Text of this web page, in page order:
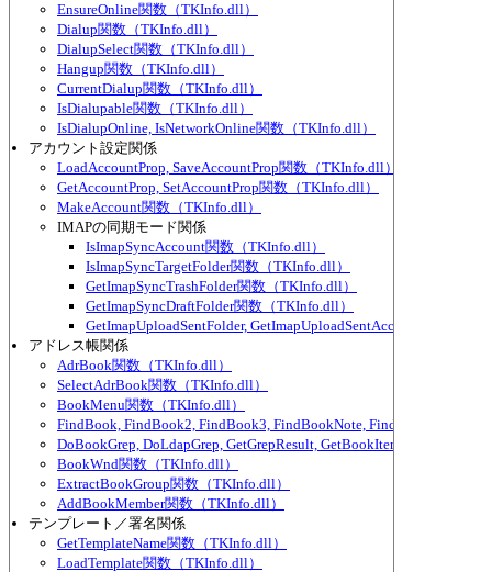
EnsureOnline関数（TKInfo.dll）
Dialup関数（TKInfo.dll）
DialupSelect関数（TKInfo.dll）
Hangup関数（TKInfo.dll）
CurrentDialup関数（TKInfo.dll）
IsDialupable関数（TKInfo.dll）
IsDialupOnline, IsNetworkOnline関数（TKInfo.dll）
アカウント設定関係
LoadAccountProp, SaveAccountProp関数（TKInfo.dll）
GetAccountProp, SetAccountProp関数（TKInfo.dll）
MakeAccount関数（TKInfo.dll）
IMAPの同期モード関係
IsImapSyncAccount関数（TKInfo.dll）
IsImapSyncTargetFolder関数（TKInfo.dll）
GetImapSyncTrashFolder関数（TKInfo.dll）
GetImapSyncDraftFolder関数（TKInfo.dll）
GetImapUploadSentFolder, GetImapUploadSentAccount関数（
アドレス帳関係
AdrBook関数（TKInfo.dll）
SelectAdrBook関数（TKInfo.dll）
BookMenu関数（TKInfo.dll）
FindBook, FindBook2, FindBook3, FindBookNote, FindBookNote2～
DoBookGrep, DoLdapGrep, GetGrepResult, GetBookItemPart関数（
BookWnd関数（TKInfo.dll）
ExtractBookGroup関数（TKInfo.dll）
AddBookMember関数（TKInfo.dll）
テンプレート／署名関係
GetTemplateName関数（TKInfo.dll）
LoadTemplate関数（TKInfo.dll）